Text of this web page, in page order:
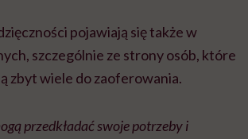
pojawiają się także w
szczególnie ze strony osób, które
zbyt wiele do zaoferowania.
przedkładać swoje potrzeby i